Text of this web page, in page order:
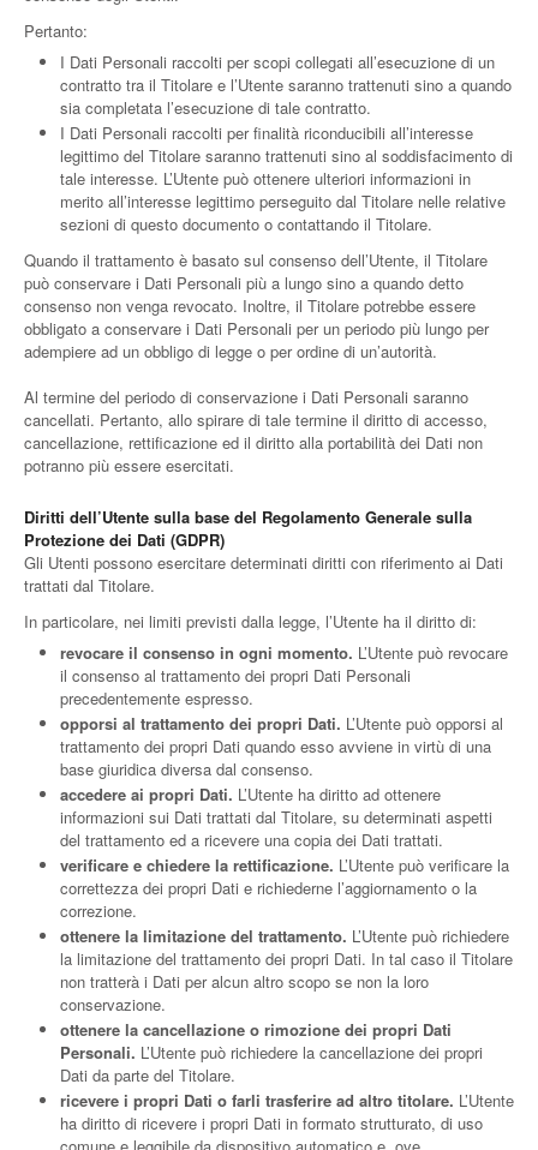
Pertanto:
I Dati Personali raccolti per scopi collegati all’esecuzione di un
contratto tra il Titolare e l’Utente saranno trattenuti sino a quando
sia completata l’esecuzione di tale contratto.
I Dati Personali raccolti per finalità riconducibili all’interesse
legittimo del Titolare saranno trattenuti sino al soddisfacimento di
tale interesse. L’Utente può ottenere ulteriori informazioni in
merito all’interesse legittimo perseguito dal Titolare nelle relative
sezioni di questo documento o contattando il Titolare.
Quando il trattamento è basato sul consenso dell’Utente, il Titolare
può conservare i Dati Personali più a lungo sino a quando detto
consenso non venga revocato. Inoltre, il Titolare potrebbe essere
obbligato a conservare i Dati Personali per un periodo più lungo per
adempiere ad un obbligo di legge o per ordine di un’autorità.
Al termine del periodo di conservazione i Dati Personali saranno
cancellati. Pertanto, allo spirare di tale termine il diritto di accesso,
cancellazione, rettificazione ed il diritto alla portabilità dei Dati non
potranno più essere esercitati.
Diritti dell’Utente sulla base del Regolamento Generale sulla
Protezione dei Dati (GDPR)
Gli Utenti possono esercitare determinati diritti con riferimento ai Dati
trattati dal Titolare.
In particolare, nei limiti previsti dalla legge, l’Utente ha il diritto di:
revocare il consenso in ogni momento. L’Utente può revocare
il consenso al trattamento dei propri Dati Personali
precedentemente espresso.
opporsi al trattamento dei propri Dati. L’Utente può opporsi al
trattamento dei propri Dati quando esso avviene in virtù di una
base giuridica diversa dal consenso.
accedere ai propri Dati. L’Utente ha diritto ad ottenere
informazioni sui Dati trattati dal Titolare, su determinati aspetti
del trattamento ed a ricevere una copia dei Dati trattati.
verificare e chiedere la rettificazione. L’Utente può verificare la
correttezza dei propri Dati e richiederne l’aggiornamento o la
correzione.
ottenere la limitazione del trattamento. L’Utente può richiedere
la limitazione del trattamento dei propri Dati. In tal caso il Titolare
non tratterà i Dati per alcun altro scopo se non la loro
conservazione.
ottenere la cancellazione o rimozione dei propri Dati
Personali. L’Utente può richiedere la cancellazione dei propri
Dati da parte del Titolare.
ricevere i propri Dati o farli trasferire ad altro titolare. L’Utente
ha diritto di ricevere i propri Dati in formato strutturato, di uso